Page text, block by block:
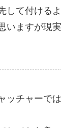
して付ける
いますが現
ッチャーで